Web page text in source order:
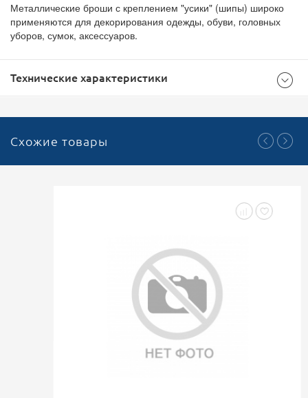
Металлические броши с креплением "усики" (шипы) широко
применяются для декорирования одежды, обуви, головных
уборов, сумок, аксессуаров.
Технические характеристики
Схожие товары